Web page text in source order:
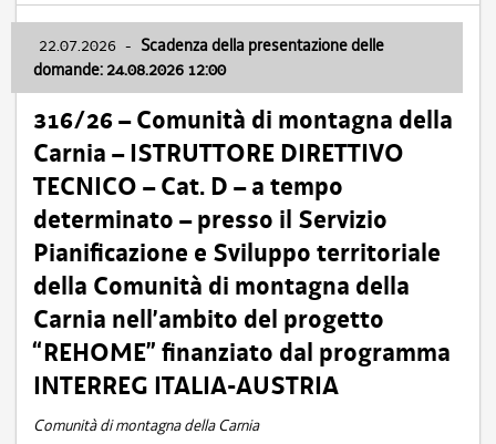
22.07.2026 - Scadenza della presentazione delle
domande: 24.08.2026 12:00
316/26 – Comunità di montagna della
Carnia – ISTRUTTORE DIRETTIVO
TECNICO – Cat. D – a tempo
determinato – presso il Servizio
Pianificazione e Sviluppo territoriale
della Comunità di montagna della
Carnia nell’ambito del progetto
“REHOME” finanziato dal programma
INTERREG ITALIA-AUSTRIA
Comunità di montagna della Carnia